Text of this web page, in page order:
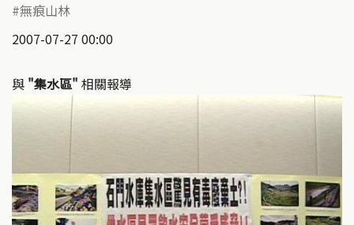
無痕山林
2007-07-27 00:00
與 "集水區" 相關報導